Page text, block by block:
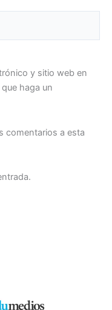
y sitio web en
haga un
comentarios a esta